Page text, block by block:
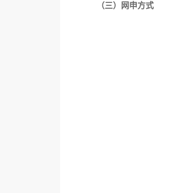
（三）网申方式